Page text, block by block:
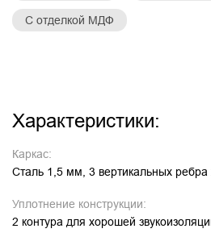
С отделкой МДФ
Характеристики:
Каркас:
Сталь 1,5 мм, 3 вертикальных ребра
Уплотнение конструкции:
2 контура для хорошей